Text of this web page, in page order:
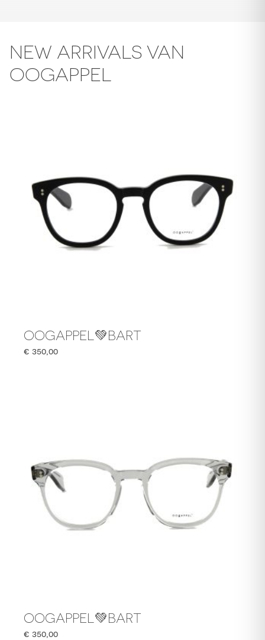
NEW ARRIVALS VAN
OOGAPPEL
OOGAPPEL💚BART
€ 350,00
OOGAPPEL💚BART
€ 350,00